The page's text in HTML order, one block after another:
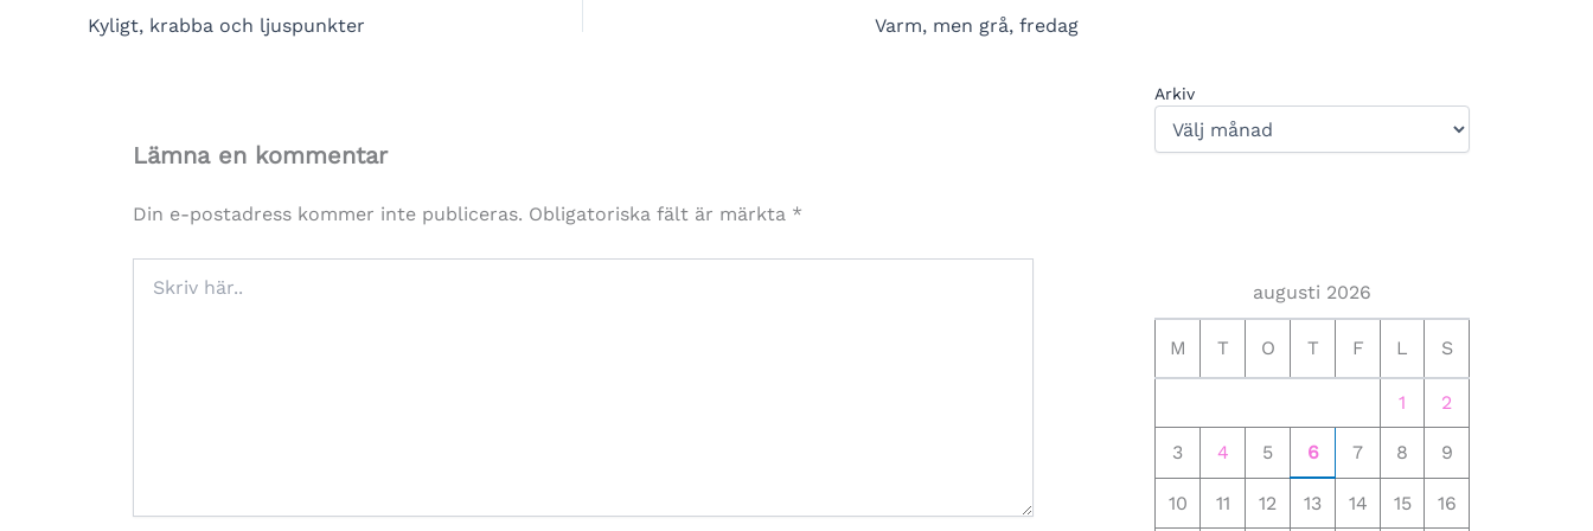
Kyligt, krabba och ljuspunkter Varm, men grå, fredag
Lämna en kommentar
Din e-postadress kommer inte publiceras. Obligatoriska fält är märkta *
här..
Arkiv
augusti 2026
M T O T F L S
1 2
3 4 5 6 7 8 9
10 11 12 13 14 15 16